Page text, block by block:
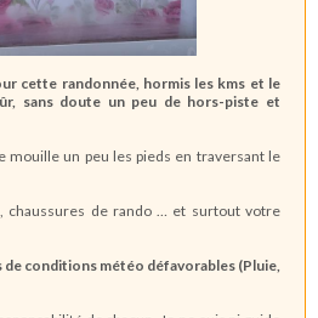
cette randonnée, hormis les kms et le
sans doute un peu de hors-piste et
mouille un peu les pieds en traversant le
chaussures de rando … et surtout votre
de conditions météo défavorables (Pluie,